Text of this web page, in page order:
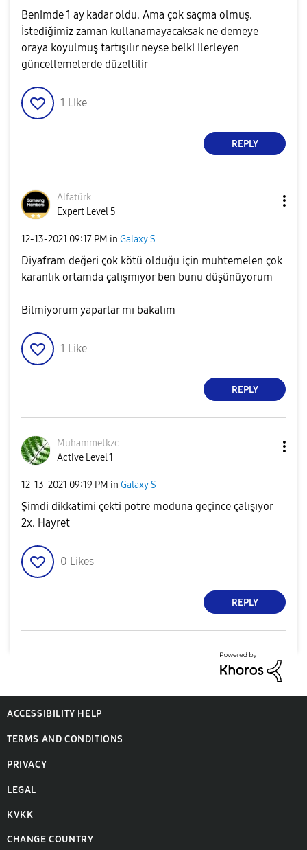
Benimde 1 ay kadar oldu. Ama çok saçma olmuş.
İstediğimiz zaman kullanamayacaksak ne demeye
oraya koyulmuş tartışılır neyse belki ilerleyen
güncellemelerde düzeltilir
1 Like
REPLY
Alfatürk
Expert Level 5
‎12-13-2021 09:17 PM in Galaxy S
Diyafram değeri çok kötü olduğu için muhtemelen çok
karanlık ortamda çalışmıyor ben bunu düşünüyorum
Bilmiyorum yaparlar mı bakalım
1 Like
REPLY
Muhammetkzc
Active Level 1
‎12-13-2021 09:19 PM in Galaxy S
Şimdi dikkatimi çekti potre moduna geçince çalışıyor
2x. Hayret
0 Likes
REPLY
ACCESSIBILITY HELP
TERMS AND CONDITIONS
PRIVACY
LEGAL
KVKK
CHANGE COUNTRY